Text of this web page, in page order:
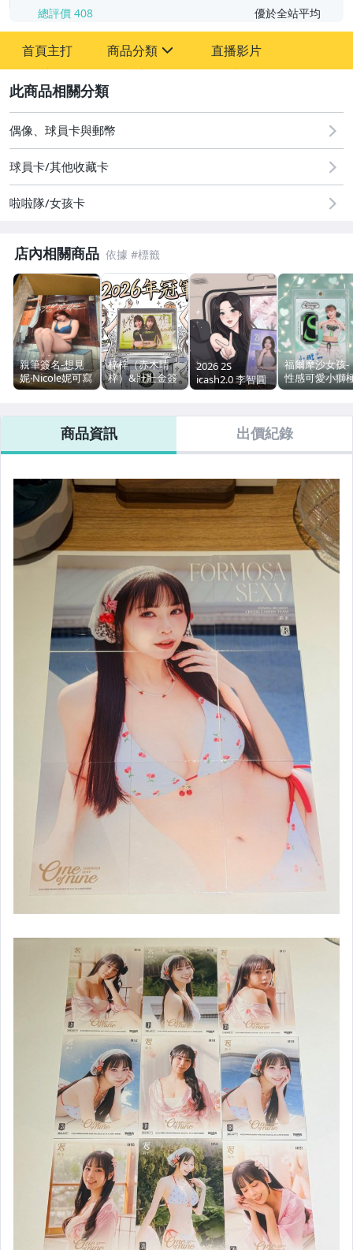
總評價 408 優於全站平均
首頁主打 商品分類
成人專區
圖書/影音/文具
玩具、模型與公仔
居家、家具與園藝
男性精品與服飾
直播影片
偶像、球員卡與郵幣
球員卡/其他收藏卡
啦啦隊/女孩卡
店內相關商品
親筆簽名-想見
妮‧Nicole妮可寫
真書
梓梓（赤木晴
梓）&壯壯金簽
1of1，唯一一
都超用心簽名超
可愛，值得收
藏！！
2026 2S
icash2.0 李智圓
福爾摩沙女孩-
性感可愛小獅
限量百褶蛋糕
卡-限量僅8張
商品資訊 出價紀錄